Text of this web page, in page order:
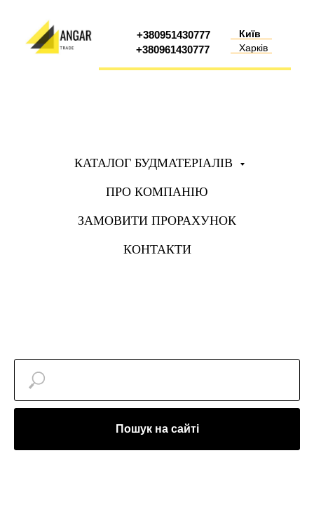
+380961430777
+380951430777
Київ
Харків
КАТАЛОГ БУДМАТЕРІАЛІВ
ПРО КОМПАНІЮ
ЗАМОВИТИ ПРОРАХУНОК
КОНТАКТИ
Пошук на сайті